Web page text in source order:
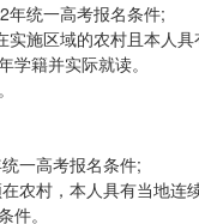
年统一高考报名条件;
施区域的农村且本人
籍并实际就读。
一高考报名条件;
农村，本人具有当地连
件。